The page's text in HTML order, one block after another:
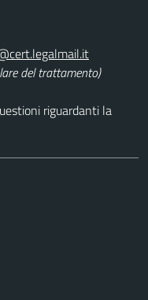
del trattamento)
riguardanti la